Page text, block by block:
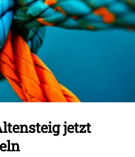
jetzt